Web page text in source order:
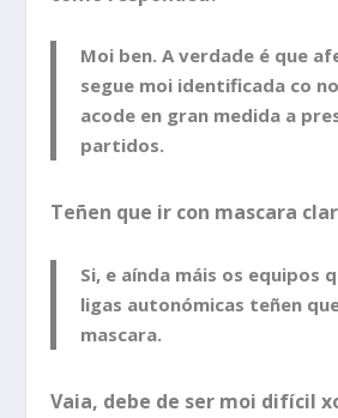
Moi ben. A verdade é que
segue moi identificada co
acode en gran medida a
partidos.
Teñen que ir con mascara
Si, e aínda máis os equipos
ligas autonómicas teñen
mascara.
Vaia, debe de ser moi difícil